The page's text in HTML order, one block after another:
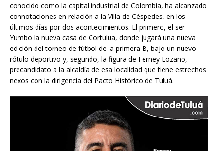
conocido como la capital industrial de Colombia, ha alcanzado
connotaciones en relación a la Villa de Céspedes, en los
últimos días por dos acontecimientos. El primero, el ser
Yumbo la nueva casa de Cortulua, donde jugará una nueva
edición del torneo de fútbol de la primera B, bajo un nuevo
rótulo deportivo y, segundo, la figura de Ferney Lozano,
precandidato a la alcaldía de esa localidad que tiene estrechos
nexos con la dirigencia del Pacto Histórico de Tuluá.